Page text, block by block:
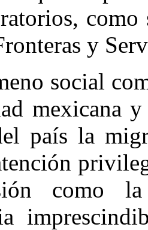
y
social
mexicana
país la
como